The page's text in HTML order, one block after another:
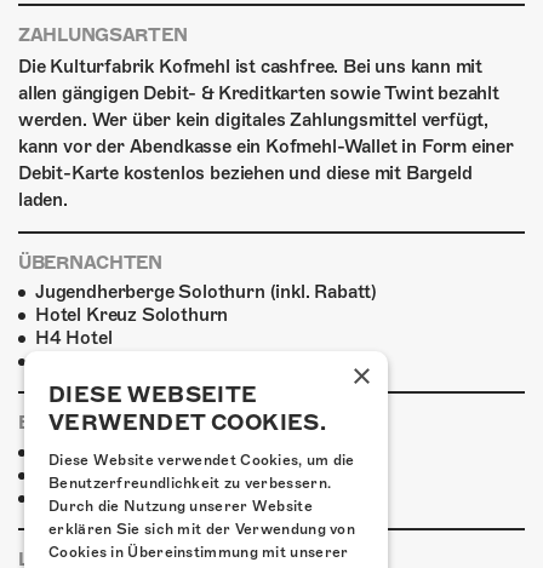
ZAHLUNGSARTEN
Die Kulturfabrik Kofmehl ist cashfree. Bei uns kann mit
allen gängigen Debit- & Kreditkarten sowie Twint bezahlt
werden. Wer über kein digitales Zahlungsmittel verfügt,
kann vor der Abendkasse ein Kofmehl-Wallet in Form einer
Debit-Karte kostenlos beziehen und diese mit Bargeld
laden.
ÜBERNACHTEN
Jugendherberge Solothurn (inkl. Rabatt)
Hotel Kreuz Solothurn
H4 Hotel
ESSENSTIPPS
Pier 11
Restaurant Kreuz
Pittaria
LINKS & PARTNER
×
DIESE WEBSEITE
VERWENDET COOKIES.
Diese Website verwendet Cookies, um die
Benutzerfreundlichkeit zu verbessern.
Durch die Nutzung unserer Website
erklären Sie sich mit der Verwendung von
Cookies in Übereinstimmung mit unserer